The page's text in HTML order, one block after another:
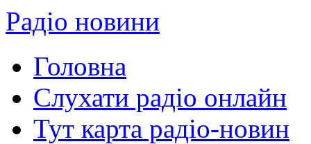
Радіо новини
Головна
Слухати радіо онлайн
Тут карта радіо-новин